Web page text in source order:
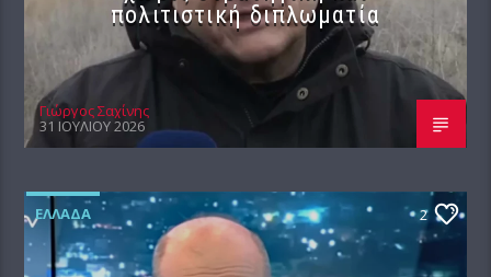
πολιτιστική διπλωματία
Γιώργος Σαχίνης
31 ΙΟΥΛΊΟΥ 2026
ΕΛΛΆΔΑ 2